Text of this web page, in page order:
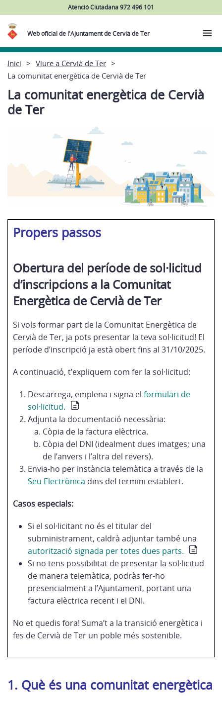
Atenció Ciutadana 972 496 101
Web oficial de l'Ajuntament de Cervià de Ter
Inici
Viure a Cervià de Ter
La comunitat energètica de Cervià de Ter
La comunitat energètica de Cervià
de Ter
Propers passos
Obertura del període de sol·licitud
d’inscripcions a la Comunitat
Energètica de Cervià de Ter
Si vols formar part de la Comunitat Energètica de
Cervià de Ter, ja pots presentar la teva sol·licitud! El
període d’inscripció ja està obert fins al 31/10/2025.
A continuació, t’expliquem com fer la sol·licitud:
Descarrega, emplena i signa el formulari de
sol·licitud.
Adjunta la documentació necessària:
Còpia de la factura elèctrica.
Còpia del DNI (idealment dues imatges; una
de l’anvers i l’altra del revers).
Envia-ho per instància telemàtica a través de la
Seu Electrònica dins del termini establert.
Casos especials:
Si el sol·licitant no és el titular del
subministrament, caldrà adjuntar també una
autorització signada per totes dues parts.
Si no tens possibilitat de presentar la sol·licitud
de manera telemàtica, podràs fer-ho
presencialment a l’Ajuntament, portant una
factura elèctrica recent i el DNI.
No et quedis fora! Suma’t a la transició energètica i
fes de Cervià de Ter un poble més sostenible.
1. Què és una comunitat energètica